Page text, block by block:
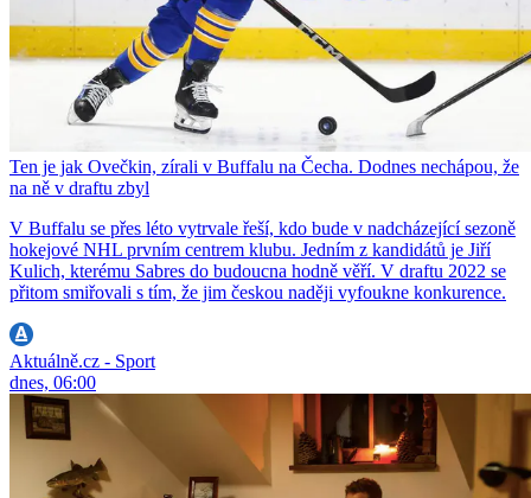
Ten je jak Ovečkin, zírali v Buffalu na Čecha. Dodnes nechápou, že
na ně v draftu zbyl
V Buffalu se přes léto vytrvale řeší, kdo bude v nadcházející sezoně
hokejové NHL prvním centrem klubu. Jedním z kandidátů je Jiří
Kulich, kterému Sabres do budoucna hodně věří. V draftu 2022 se
přitom smiřovali s tím, že jim českou naději vyfoukne konkurence.
Aktuálně.cz - Sport
dnes, 06:00